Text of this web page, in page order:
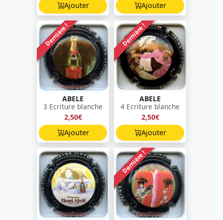
Ajouter
Ajouter
Dernière !
ABELE
3 Ecriture blanche
2,50€
Ajouter
Dernière !
ABELE
4 Ecriture blanche
2,50€
Ajouter
Dernière !